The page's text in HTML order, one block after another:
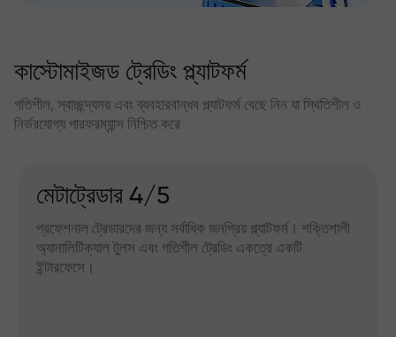
কাস্টোমাইজড ট্রেডিং প্ল্যাটফর্ম
গতিশীল, স্বাচ্ছন্দ্যময় এবং ব্যবহারবান্ধব প্ল্যাটফর্ম বেছে নিন যা স্থিতিশীল ও
নির্ভরযোগ্য পারফরম্যান্স নিশ্চিত করে
মেটাট্রেডার 4/5
প্রফেশনাল ট্রেডারদের জন্য সর্বাধিক জনপ্রিয় প্ল্যাটফর্ম। শক্তিশালী
অ্যানালিটিক্যাল টুলস এবং গতিশীল ট্রেডিং একত্রে একটি
ইন্টারফেসে।